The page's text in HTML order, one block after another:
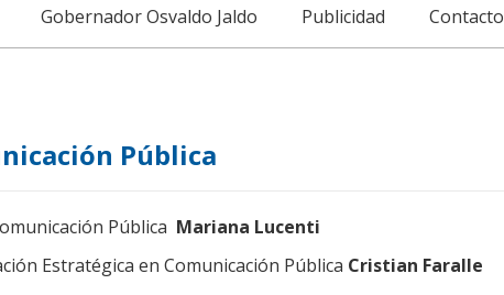
Gobernador Osvaldo Jaldo Publicidad Contacto
Pública
Pública Mariana Lucenti
Estratégica en Comunicación Pública Cristian Faralle